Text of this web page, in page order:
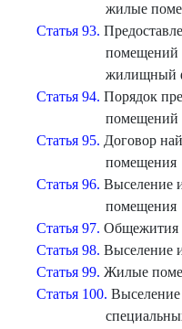
жилые
Статья 93.
помещений
жилищный
Статья 94. Порядок
помещений
Статья 95. Договор
помещения
Статья 96. Выселение
помещения
Статья 97. Общежития
Статья 98. Выселение
Статья 99. Жилые
Статья 100.